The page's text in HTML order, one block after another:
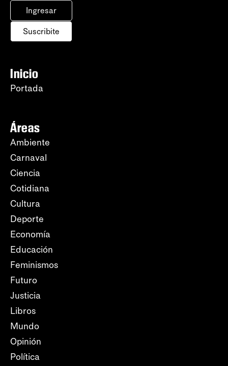
Ingresar
Suscribite
Inicio
Portada
Áreas
Ambiente
Carnaval
Ciencia
Cotidiana
Cultura
Deporte
Economía
Educación
Feminismos
Futuro
Justicia
Libros
Mundo
Opinión
Política